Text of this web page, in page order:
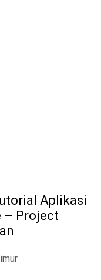
Aplikasi
– Project